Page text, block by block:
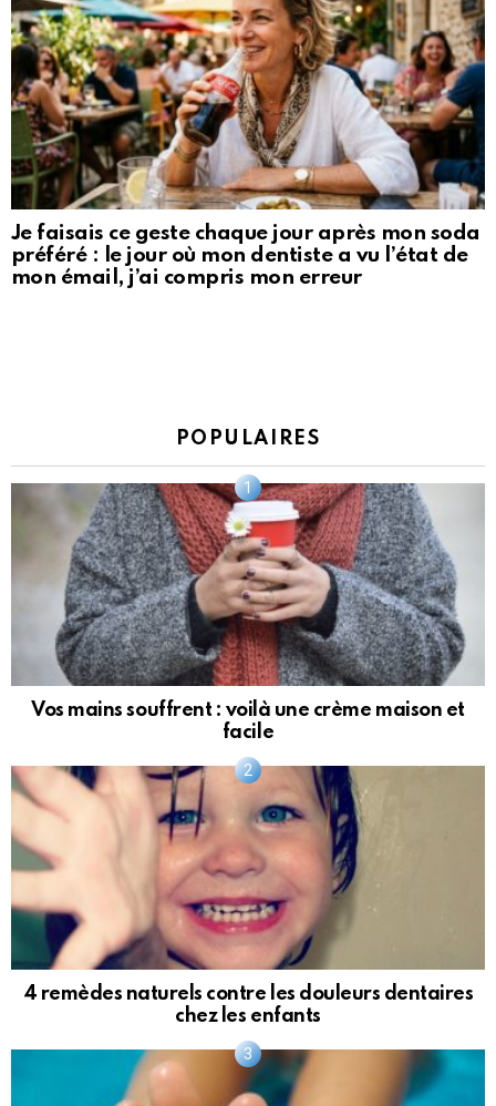
Je faisais ce geste chaque jour après mon soda
préféré : le jour où mon dentiste a vu l’état de
mon émail, j’ai compris mon erreur
POPULAIRES
Vos mains souffrent : voilà une crème maison et
facile
4 remèdes naturels contre les douleurs dentaires
chez les enfants